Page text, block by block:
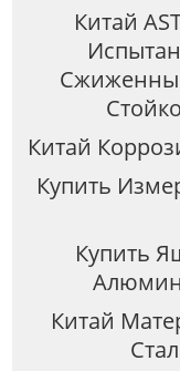
Китай
Китай
Купить
Купить
Китай